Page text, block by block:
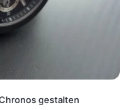
gestalten